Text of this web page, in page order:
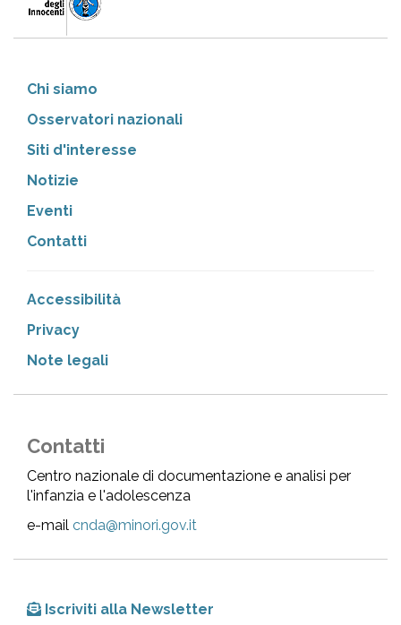
Chi siamo
Osservatori nazionali
Siti d'interesse
Notizie
Eventi
Contatti
Accessibilità
Privacy
Note legali
Contatti
Centro nazionale di documentazione e analisi per
l'infanzia e l'adolescenza
e-mail cnda@minori.gov.it
Iscriviti alla Newsletter